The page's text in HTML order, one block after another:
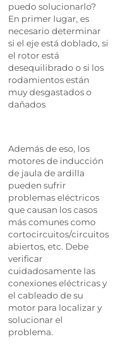
puedo solucionarlo?
En primer lugar, es
necesario determinar
si el eje está doblado, si
el rotor está
desequilibrado o si los
rodamientos están
muy desgastados o
dañados
Además de eso, los
motores de inducción
de jaula de ardilla
pueden sufrir
problemas eléctricos
que causan los casos
más comunes como
cortocircuitos/circuitos
abiertos, etc. Debe
verificar
cuidadosamente las
conexiones eléctricas y
el cableado de su
motor para localizar y
solucionar el
‍‌‍‍‌‍‌‍‍‌problema.